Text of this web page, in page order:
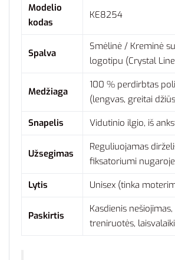
Modelio
kodas
KE8254
Spalva
Smėlinė / Kreminė
logotipu (Crystal
Medžiaga
100 % perdirbtas
(lengvas, greitai
Snapelis
Vidutinio ilgio, iš
Užsegimas
Reguliuojamas
fiksatoriumi nugaroje
Lytis
Unisex (tinka
Paskirtis
Kasdienis
treniruotės,